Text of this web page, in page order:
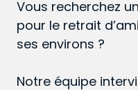
Vous recherchez
pour le retrait
ses environs ?
Notre équipe